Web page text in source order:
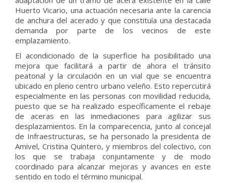
Huerto Vicario, una actuación necesaria ante la carencia
de anchura del acerado y que constituía una destacada
demanda por parte de los vecinos de este
emplazamiento.
El acondicionado de la superficie ha posibilitado una
mejora que facilitará a partir de ahora el tránsito
peatonal y la circulación en un vial que se encuentra
ubicado en pleno centro urbano veleño. Esto repercutirá
especialmente en las personas con movilidad reducida,
puesto que se ha realizado específicamente el rebaje
de aceras en las inmediaciones para agilizar sus
desplazamientos. En la comparecencia, junto al concejal
de Infraestructuras, se ha personado la presidenta de
Amivel, Cristina Quintero, y miembros del colectivo, con
los que se trabaja conjuntamente y de modo
coordinado para alcanzar mejoras y avances en este
sentido en todo el término municipal.